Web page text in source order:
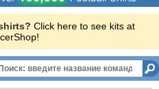
Click here to see kits at